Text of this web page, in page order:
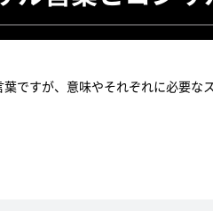
葉ですが、意味やそれぞれに必要